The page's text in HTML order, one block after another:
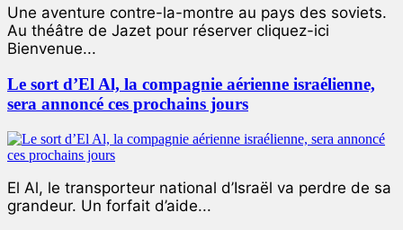
Une aventure contre-la-montre au pays des soviets.
Au théâtre de Jazet pour réserver cliquez-ici
Bienvenue...
Le sort d’El Al, la compagnie aérienne israélienne,
sera annoncé ces prochains jours
El Al, le transporteur national d’Israël va perdre de sa
grandeur. Un forfait d’aide...